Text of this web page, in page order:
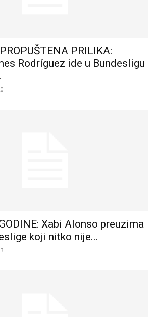
PRILIKA:
Rodríguez ide u Bundesligu
Xabi Alonso preuzima
koji nitko nije...